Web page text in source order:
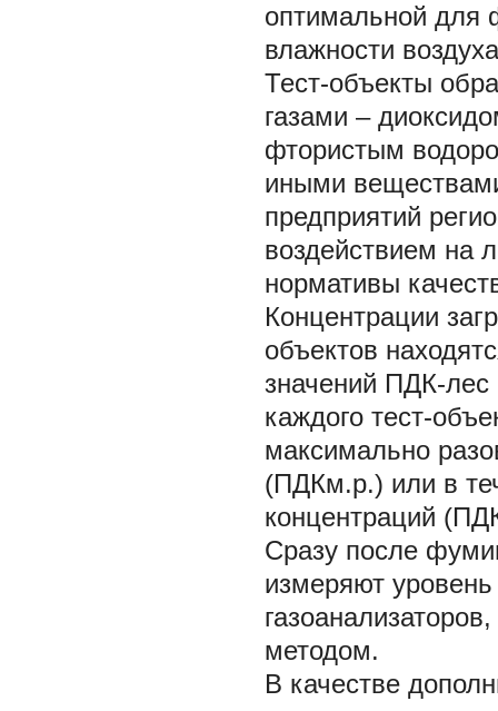
оптимальной для
влажности
Тест-объекты
газами –
фтористым
иными
предприятий
воздействием на
нормативы
Концентрации
объектов
значений ПДК-
каждого тест-
максимально
(ПДКм.р.) или в
концентраций
Сразу после
измеряют
методом.
В качестве